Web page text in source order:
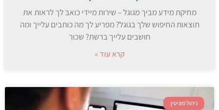
מחיקת מידע מביך מגוגל – שירות מיידי כואב לך לראות את
תוצאות החיפוש שלך בגוגל? מפריע לך מה כותבים עלייך ומה
חושבים עלייך ברשת? שכור
קרא עוד »
ניהול מוניטין